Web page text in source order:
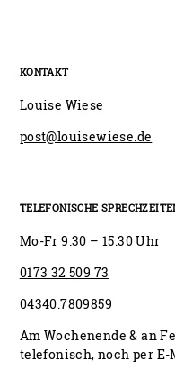
KONTAKT
Louise Wiese
post@louisewiese.de
TELEFONISCHE
Mo-Fr 9.30 – 15.30 Uhr
0173 32 509 73
04340.7809859
Am Wochenende & an
telefonisch, noch per